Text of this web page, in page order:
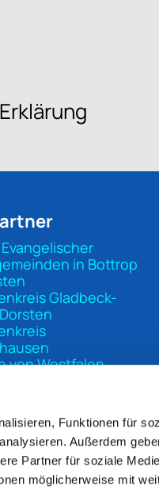
Funktionen für
Außerdem
Partner für soziale
möglicherweise mit
in Bottrop
Gladbeck-
von Westfalen